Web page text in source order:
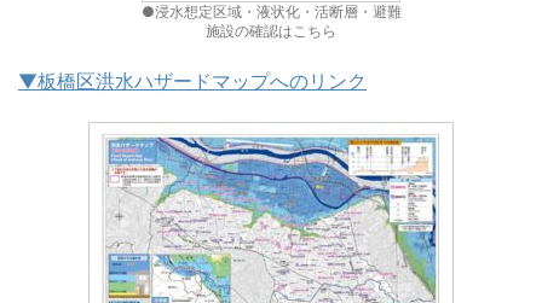
●浸水想定区域・液状化・活断層・避難
施設の確認はこちら
▼板橋区洪水ハザードマップへのリンク